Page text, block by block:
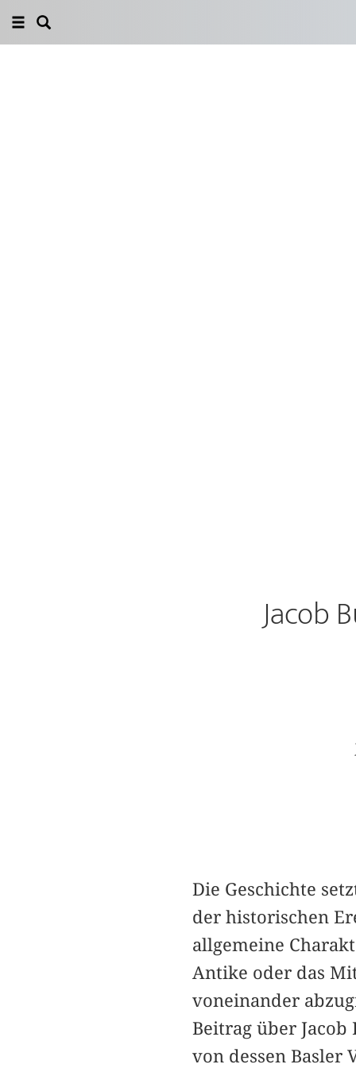
Jacob
Die Geschichte
der historischen
allgemeine
Antike oder das
voneinander
Beitrag über
von dessen Basler